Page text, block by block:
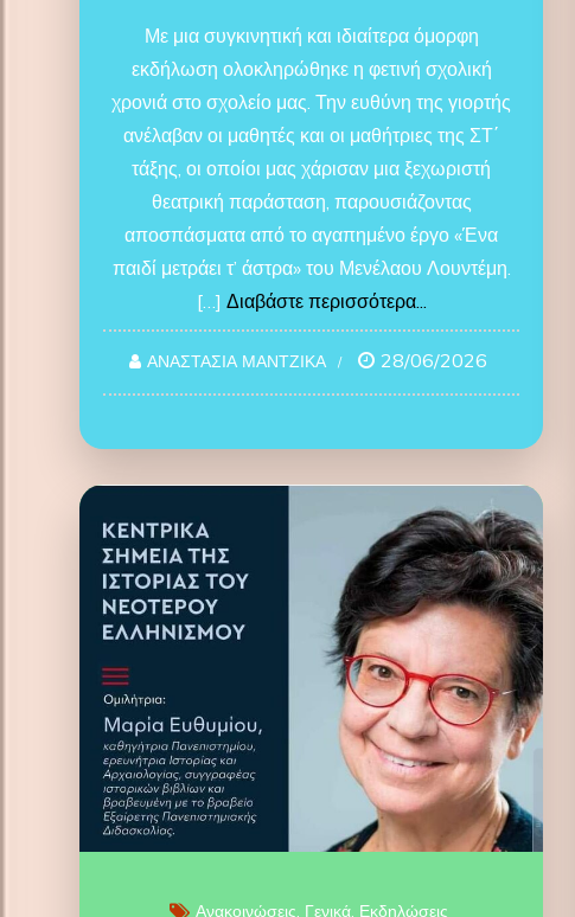
Με μια συγκινητική και ιδιαίτερα όμορφη
εκδήλωση ολοκληρώθηκε η φετινή σχολική
χρονιά στο σχολείο μας. Την ευθύνη της γιορτής
ανέλαβαν οι μαθητές και οι μαθήτριες της ΣΤ΄
τάξης, οι οποίοι μας χάρισαν μια ξεχωριστή
θεατρική παράσταση, παρουσιάζοντας
αποσπάσματα από το αγαπημένο έργο «Ένα
παιδί μετράει τ’ άστρα» του Μενέλαου Λουντέμη.
[…] Διαβάστε περισσότερα...
ΑΝΑΣΤΑΣΙΑ ΜΑΝΤΖΙΚΑ 28/06/2026
Ανακοινώσεις Γενικά Εκδηλώσεις